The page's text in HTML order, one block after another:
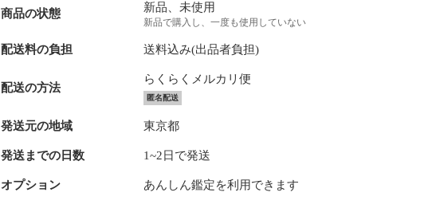
商品の状態 新品、未使用
新品で購入し、一度も使用していない
配送料の負担 送料込み(出品者負担)
配送の方法
らくらくメルカリ便
匿名配送
発送元の地域 東京都
発送までの日数 1~2日で発送
オプション あんしん鑑定を利用できます